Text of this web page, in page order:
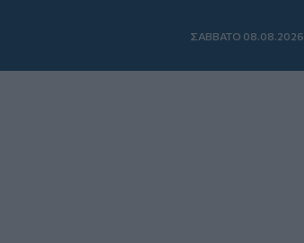
ΣAΒΒΑΤΟ 08.08.2026